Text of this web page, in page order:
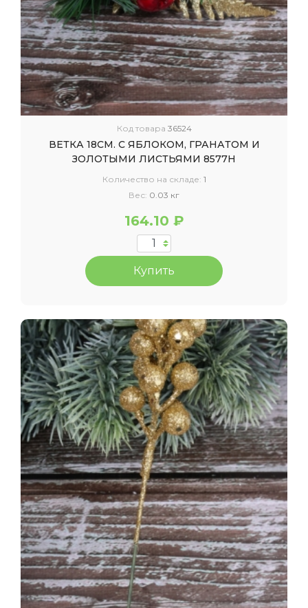
Код товара 36524
ВЕТКА 18СМ. С ЯБЛОКОМ, ГРАНАТОМ И
ЗОЛОТЫМИ ЛИСТЬЯМИ 8577Н
Количество на складе: 1
Вес: 0.03 кг
164.10 ₽
Купить